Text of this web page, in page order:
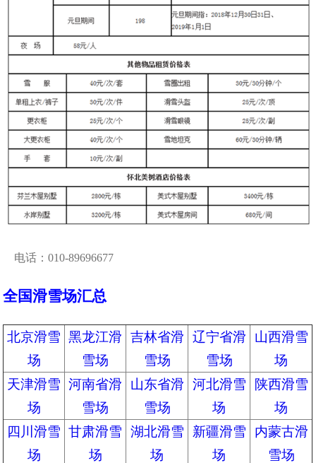
电话：010-89696677
全国滑雪场汇总
北京滑雪
场
黑龙江滑
雪场
吉林省滑
雪场
辽宁省滑
雪场
山西滑雪
场
天津滑雪
场
河南省滑
雪场
山东省滑
雪场
河北滑雪
场
陕西滑雪
场
四川滑雪
场
甘肃滑雪
场
湖北滑雪
场
新疆滑雪
场
内蒙古滑
雪场